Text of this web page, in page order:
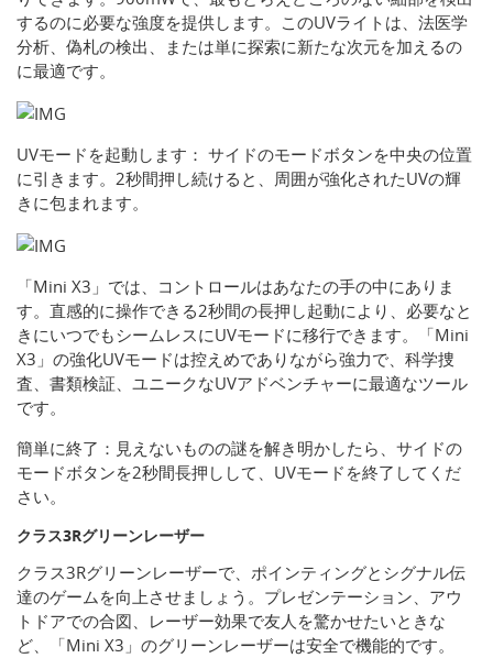
するのに必要な強度を提供します。このUVライトは、法医学
分析、偽札の検出、または単に探索に新たな次元を加えるの
に最適です。
UVモードを起動します： サイドのモードボタンを中央の位置
に引きます。2秒間押し続けると、周囲が強化されたUVの輝
きに包まれます。
「Mini X3」では、コントロールはあなたの手の中にありま
す。直感的に操作できる2秒間の長押し起動により、必要なと
きにいつでもシームレスにUVモードに移行できます。「Mini
X3」の強化UVモードは控えめでありながら強力で、科学捜
査、書類検証、ユニークなUVアドベンチャーに最適なツール
です。
簡単に終了：見えないものの謎を解き明かしたら、サイドの
モードボタンを2秒間長押しして、UVモードを終了してくだ
さい。
クラス3Rグリーンレーザー
クラス3Rグリーンレーザーで、ポインティングとシグナル伝
達のゲームを向上させましょう。プレゼンテーション、アウ
トドアでの合図、レーザー効果で友人を驚かせたいときな
ど、「Mini X3」のグリーンレーザーは安全で機能的です。